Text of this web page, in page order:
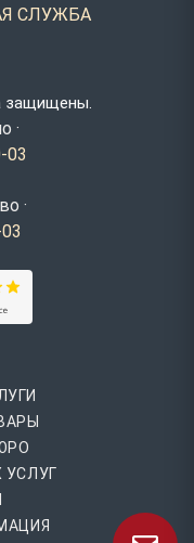
СЛУЖБА
защищены.
·
03
·
УСЛУГ